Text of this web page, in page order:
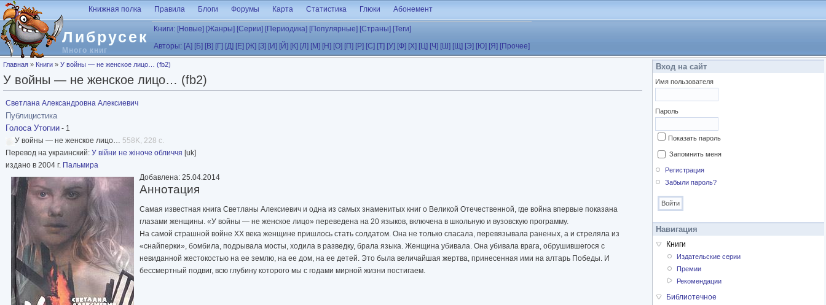
Перейти к основному содержанию
Либрусек
Много книг
Книжная полка Правила Блоги Форумы Карта Статистика Глюки Абонемент
Книги: [Новые] [Жанры] [Серии] [Периодика] [Популярные] [Страны] [Теги]
Авторы: [А] [Б] [В] [Г] [Д] [Е] [Ж] [З] [И] [Й] [К] [Л] [М] [Н] [О] [П] [Р] [С] [Т] [У] [Ф] [Х] [Ц] [Ч] [Ш] [Щ] [Э] [Ю] [Я] [Прочее]
Вы здесь
Главная » Книги » У войны — не женское лицо… (fb2)
У войны — не женское лицо… (fb2)
Светлана Александровна Алексиевич
Публицистика
Голоса Утопии - 1
У войны — не женское лицо… 558K, 228 с.
Перевод на украинский: У війни не жіноче обличчя [uk]
издано в 2004 г. Пальмира
Добавлена: 25.04.2014
Аннотация
Самая известная книга Светланы Алексиевич и одна из самых знаменитых книг о Великой Отечественной, где война впервые показана
глазами женщины. «У войны — не женское лицо» переведена на 20 языков, включена в школьную и вузовскую программу.
На самой страшной войне XX века женщине пришлось стать солдатом. Она не только спасала, перевязывала раненых, а и стреляла из
«снайперки», бомбила, подрывала мосты, ходила в разведку, брала языка. Женщина убивала. Она убивала врага, обрушившегося с
невиданной жестокостью на ее землю, на ее дом, на ее детей. Это была величайшая жертва, принесенная ими на алтарь Победы. И
бессмертный подвиг, всю глубину которого мы с годами мирной жизни постигаем.
Вход на сайт
Имя пользователя
Пароль
Показать пароль
Запомнить меня
Регистрация
Забыли пароль?
Навигация
Книги
Издательские серии
Премии
Рекомендации
Библиотечное